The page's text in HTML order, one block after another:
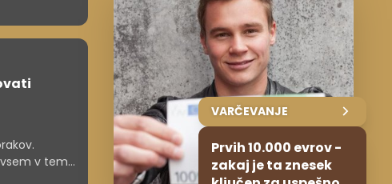
v tem,
VARČEVANJE
Prvih 10.000 evrov -
zakaj je ta znesek